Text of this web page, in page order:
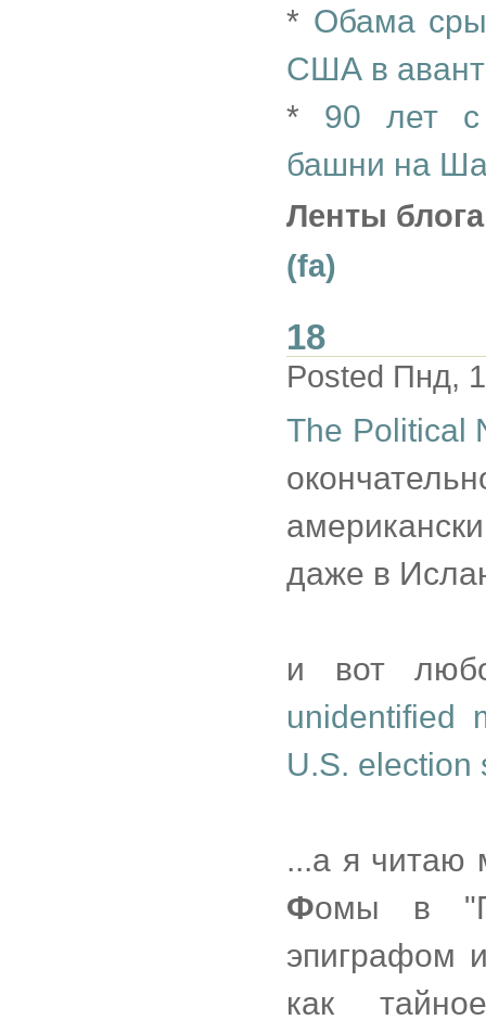
* Обама
США в
* 90 лет с
башни на
Ленты
(fa)
18
Posted Пнд,
The Political
даже в
и вот
unidentified
U.S. election
...а я читаю
Фомы в
эпиграфом
как